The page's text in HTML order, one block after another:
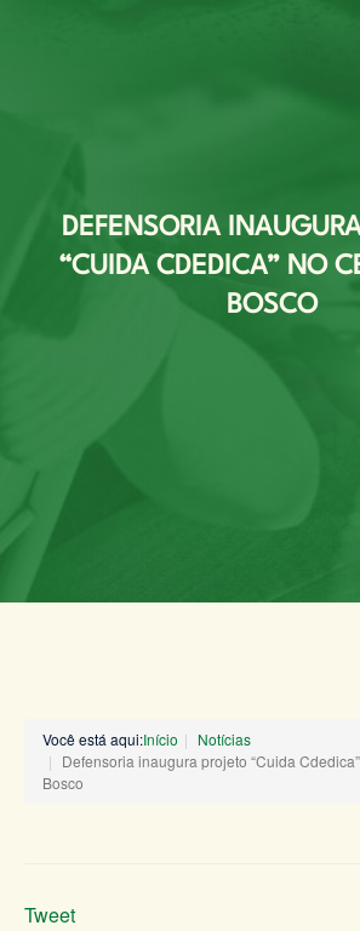
DEFENSORIA
“CUIDA CDEDICA” NO
BOSCO
Você está aqui:Início
Notícias
Defensoria inaugura projeto “Cuida
Bosco
Tweet